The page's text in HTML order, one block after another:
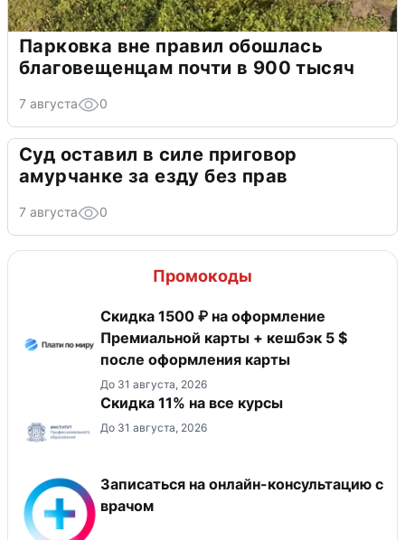
Парковка вне правил обошлась
благовещенцам почти в 900 тысяч
7 августа 0
Суд оставил в силе приговор
амурчанке за езду без прав
7 августа 0
Промокоды
Скидка 1500 ₽ на оформление
Премиальной карты + кешбэк 5 $
после оформления карты
До 31 августа, 2026
Скидка 11% на все курсы
До 31 августа, 2026
Записаться на онлайн-консультацию с
врачом